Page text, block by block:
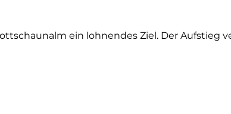
ein lohnendes Ziel. Der Aufstieg